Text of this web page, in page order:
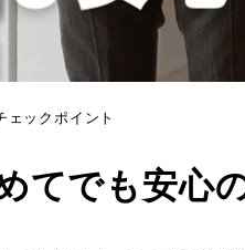
ェックポイント
てでも安心